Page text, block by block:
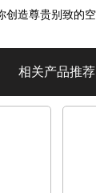
相关产品推荐